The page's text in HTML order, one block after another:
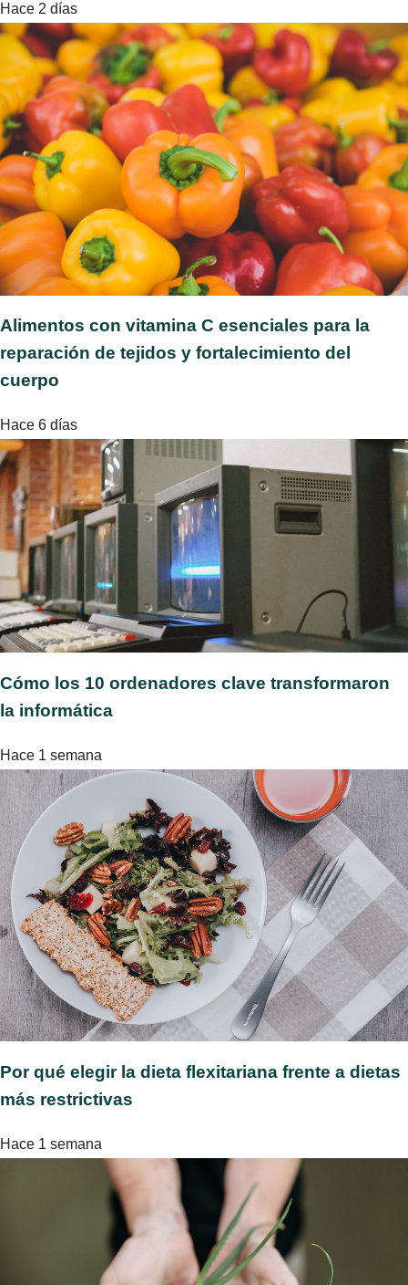
Hace 2 días
Alimentos con vitamina C esenciales para la
reparación de tejidos y fortalecimiento del
cuerpo
Hace 6 días
Cómo los 10 ordenadores clave transformaron
la informática
Hace 1 semana
Por qué elegir la dieta flexitariana frente a dietas
más restrictivas
Hace 1 semana